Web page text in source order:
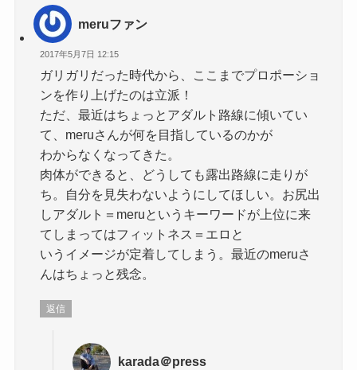
meruファン
2017年5月7日 12:15
ガリガリだった時代から、ここまでプロポーショ
ンを作り上げたのは立派！
ただ、最近はちょっとアダルト路線に傾いてい
て、meruさんが何を目指しているのかが
わからなくなってきた。
肉体ができると、どうしても露出路線に走りが
ち。自分を見失わないようにしてほしい。お尻出
しアダルト＝meruというキーワードが上位に来
てしまってはフィットネス＝エロと
いうイメージが定着してしまう。最近のmeruさ
んはちょっと残念。
返信
karada＠press